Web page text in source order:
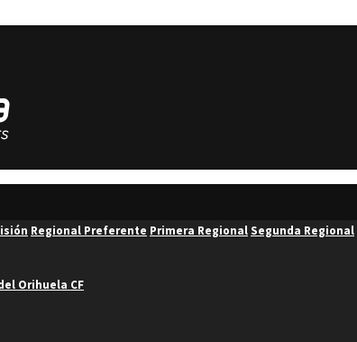
Regional Preferente Primera RegionalSegunda Regional
Orihuela CF